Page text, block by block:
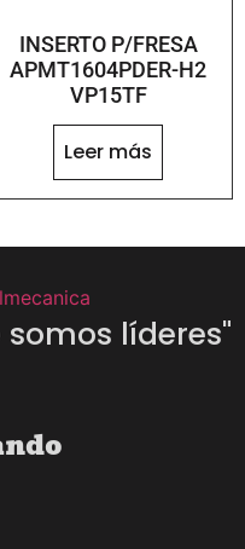
INSERTO P/FRESA
APMT1604PDER-H2
VP15TF
Leer más
líderes"